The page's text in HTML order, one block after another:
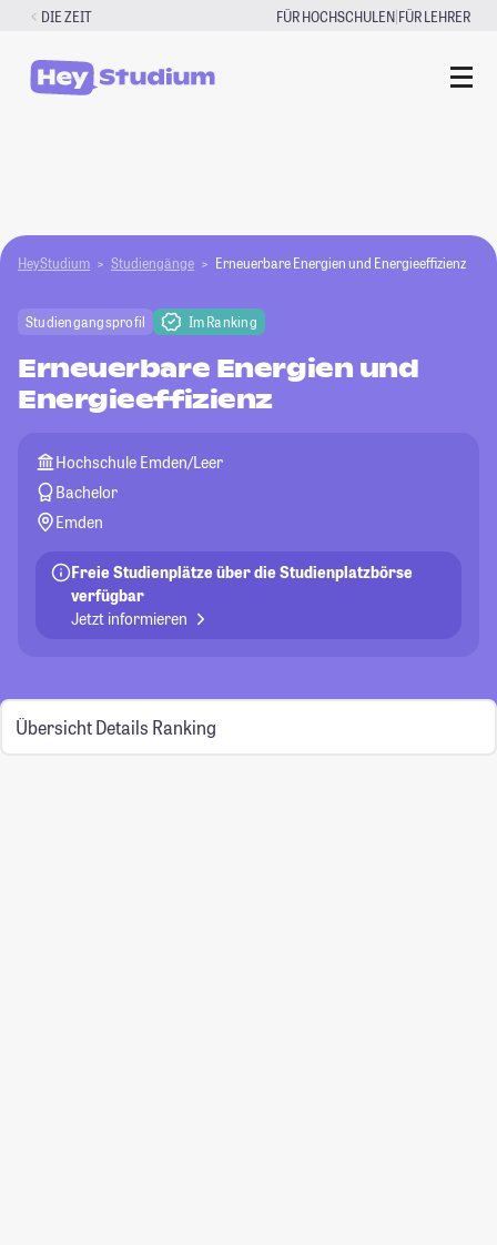
Zum
springen
DIE ZEIT FÜR HOCHSCHULEN|FÜR LEHRER
HeyStudium Studiengänge Erneuerbare Energien und Energieeffizienz
Studiengangsprofil Im Ranking
Erneuerbare Energien und
Energieeffizienz
Hochschule Emden/Leer
Bachelor
Emden
Freie Studienplätze über die Studienplatzbörse
verfügbar
Jetzt informieren
Übersicht Details Ranking